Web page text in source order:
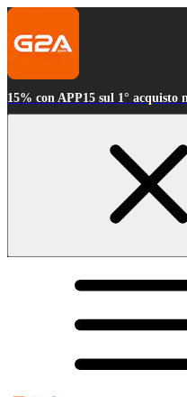
15% con APP15 sul 1° acquisto